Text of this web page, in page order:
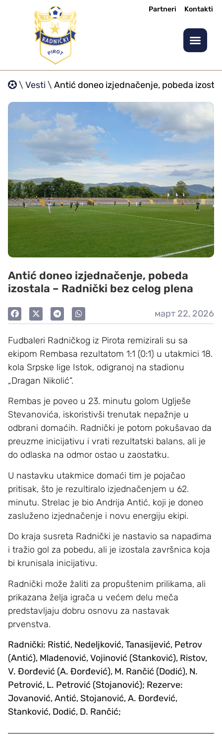
Partneri Kontakti
\ Vesti\ Antić doneo izjednačenje, pobeda
Antić doneo izjednačenje, pobeda
izostala – Radnički bez celog plena
март 22, 2026
Fudbaleri Radničkog iz Pirota remizirali su sa
ekipom Rembasa rezultatom 1:1 (0:1) u utakmici 18.
kola Srpske lige Istok, odigranoj na stadionu
„Dragan Nikolić“.
Rembas je poveo u 23. minutu golom Uglješe
Stevanovića, iskoristivši trenutak nepažnje u
odbrani domaćih. Radnički je potom pokušavao da
preuzme inicijativu i vrati rezultatski balans, ali je
do odlaska na odmor ostao u zaostatku.
U nastavku utakmice domaći tim je pojačao
pritisak, što je rezultiralo izjednačenjem u 62.
minutu. Strelac je bio Andrija Antić, koji je doneo
zasluženo izjednačenje i novu energiju ekipi.
Do kraja susreta Radnički je nastavio sa napadima
i tražio gol za pobedu, ali je izostala završnica koja
bi krunisala inicijativu.
Radnički može žaliti za propuštenim prilikama, ali
prikazana želja igrača u većem delu meča
predstavljaju dobru osnovu za nastavak
prvenstva.
Radnički: Ristić, Nedeljković, Tanasijević, Petrov
(Antić), Mladenović, Vojinović (Stanković), Ristov,
V. Đorđević (A. Đorđević), M. Rančić (Dodić), N.
Petrović, L. Petrović (Stojanović); Rezerve:
Jovanović, Antić, Stojanović, A. Đorđević,
Stanković, Dodić, D. Rančić;